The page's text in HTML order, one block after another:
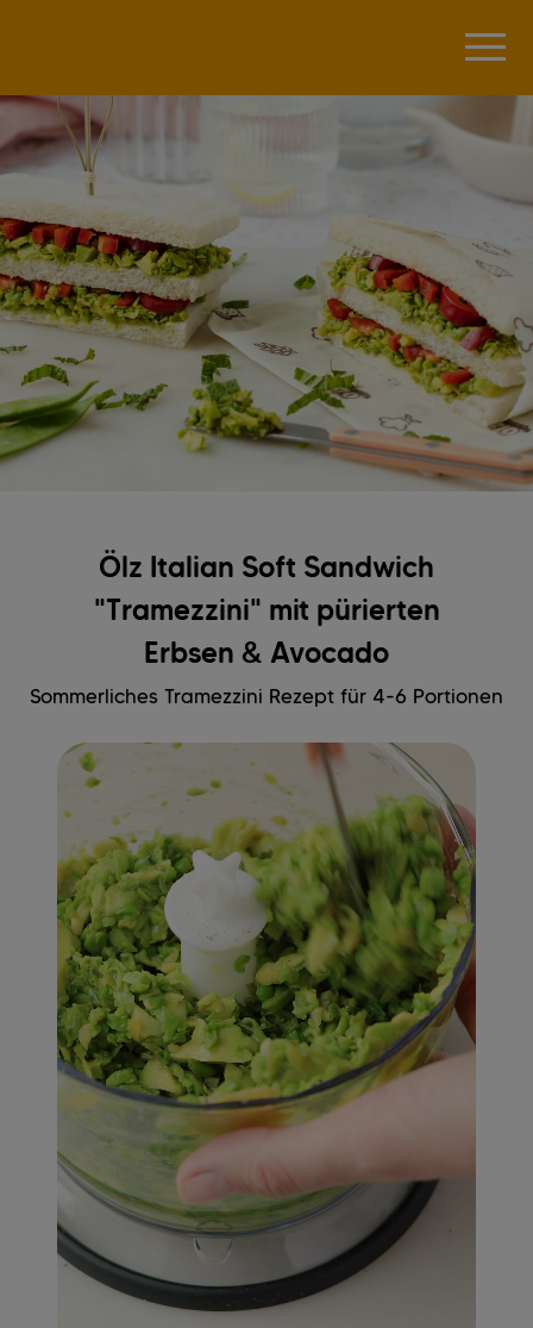
Ölz Italian Soft Sandwich
"Tramezzini" mit pürierten
Erbsen & Avocado
Sommerliches Tramezzini Rezept für 4-6 Portionen